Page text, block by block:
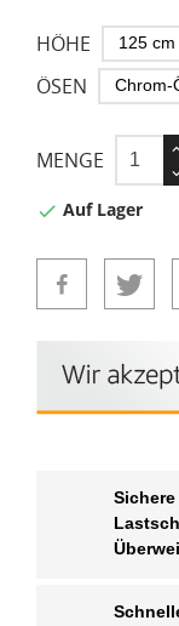
HÖHE
ÖSEN
MENGE
 Auf Lager